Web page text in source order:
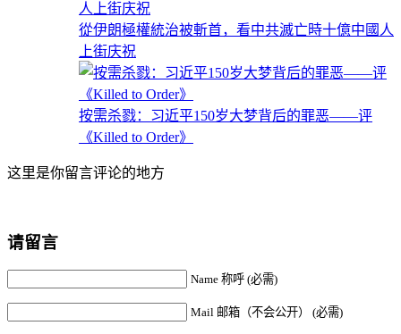
從伊朗極權統治被斬首，看中共滅亡時十億中國人
上街庆祝
按需杀戮：习近平150岁大梦背后的罪恶——评
《Killed to Order》
这里是你留言评论的地方
请留言
Name 称呼 (必需)
Mail 邮箱（不会公开） (必需)